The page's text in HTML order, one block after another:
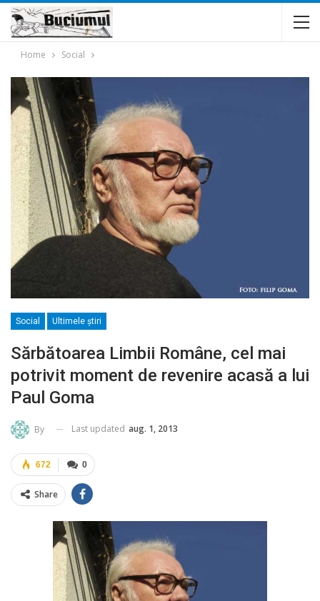
Home Social
Social Ultimele ştiri
Sărbătoarea Limbii Române, cel mai
potrivit moment de revenire acasă a lui
Paul Goma
By Last updated aug. 1, 2013
0
672
Share